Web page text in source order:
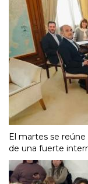
El martes se
de una fuerte